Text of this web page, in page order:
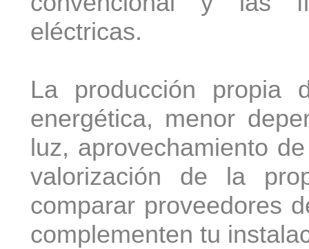
eléctricas.
La producción propia
energética, menor
luz, aprovechamiento
valorización de la
comparar proveedores
complementen tu